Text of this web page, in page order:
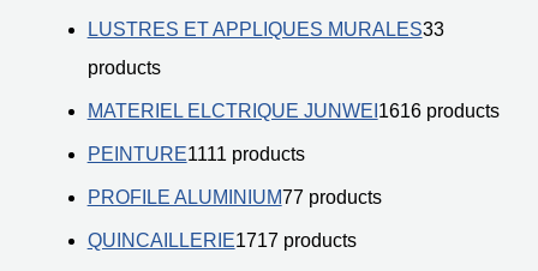
LUSTRES ET APPLIQUES MURALES33
products
MATERIEL ELCTRIQUE JUNWEI 1616 products
PEINTURE1111 products
PROFILE ALUMINIUM77 products
QUINCAILLERIE1717 products